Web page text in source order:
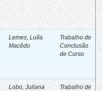
Lemes, Luíla
Macêdo
Trabalho de
Conclusão
de Curso
Lobo, Juliana
Trabalho de